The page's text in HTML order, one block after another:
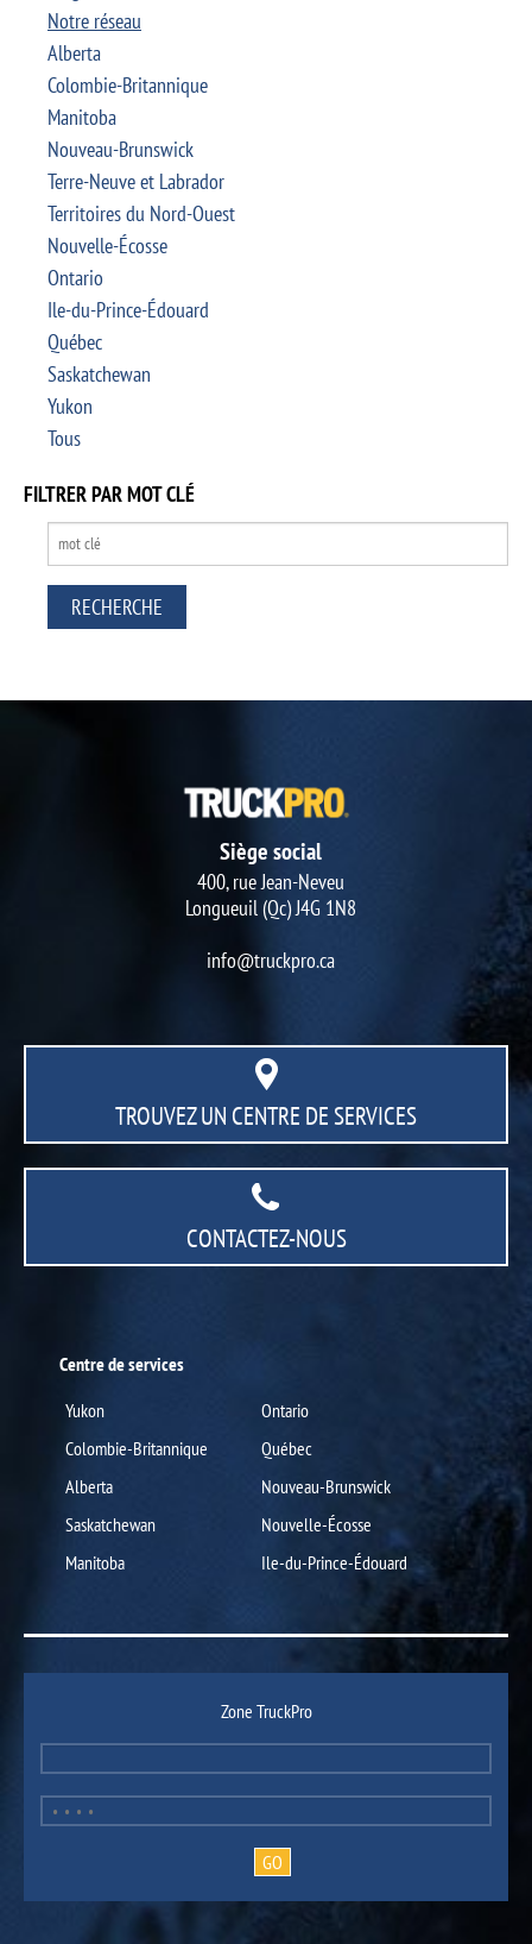
Notre réseau
Alberta
Colombie-Britannique
Manitoba
Nouveau-Brunswick
Terre-Neuve et Labrador
Territoires du Nord-Ouest
Nouvelle-Écosse
Ontario
Ile-du-Prince-Édouard
Québec
Saskatchewan
Yukon
Tous
FILTRER PAR MOT CLÉ
Siège social
400, rue Jean-Neveu
Longueuil (Qc) J4G 1N8
info@truckpro.ca
TROUVEZ UN CENTRE DE SERVICES
CONTACTEZ-NOUS
Centre de services
Yukon
Colombie-Britannique
Alberta
Saskatchewan
Manitoba
Ontario
Québec
Nouveau-Brunswick
Nouvelle-Écosse
Ile-du-Prince-Édouard
Zone TruckPro